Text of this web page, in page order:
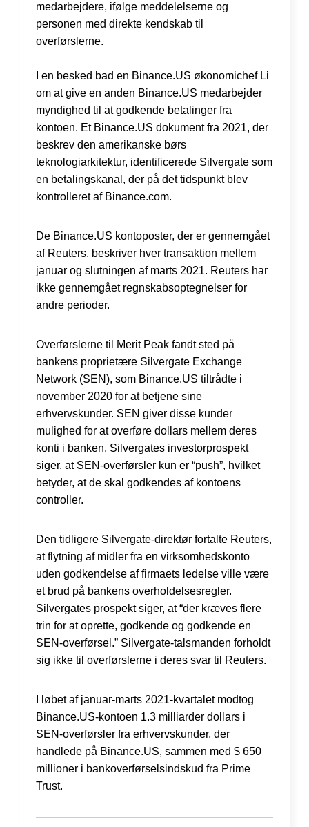
medarbejdere, ifølge meddelelserne og
personen med direkte kendskab til
overførslerne.
I en besked bad en Binance.US økonomichef Li
om at give en anden Binance.US medarbejder
myndighed til at godkende betalinger fra
kontoen. Et Binance.US dokument fra 2021, der
beskrev den amerikanske børs
teknologiarkitektur, identificerede Silvergate som
en betalingskanal, der på det tidspunkt blev
kontrolleret af Binance.com.
De Binance.US kontoposter, der er gennemgået
af Reuters, beskriver hver transaktion mellem
januar og slutningen af marts 2021. Reuters har
ikke gennemgået regnskabsoptegnelser for
andre perioder.
Overførslerne til Merit Peak fandt sted på
bankens proprietære Silvergate Exchange
Network (SEN), som Binance.US tiltrådte i
november 2020 for at betjene sine
erhvervskunder. SEN giver disse kunder
mulighed for at overføre dollars mellem deres
konti i banken. Silvergates investorprospekt
siger, at SEN-overførsler kun er “push”, hvilket
betyder, at de skal godkendes af kontoens
controller.
Den tidligere Silvergate-direktør fortalte Reuters,
at flytning af midler fra en virksomhedskonto
uden godkendelse af firmaets ledelse ville være
et brud på bankens overholdelsesregler.
Silvergates prospekt siger, at “der kræves flere
trin for at oprette, godkende og godkende en
SEN-overførsel.” Silvergate-talsmanden forholdt
sig ikke til overførslerne i deres svar til Reuters.
I løbet af januar-marts 2021-kvartalet modtog
Binance.US-kontoen 1.3 milliarder dollars i
SEN-overførsler fra erhvervskunder, der
handlede på Binance.US, sammen med $ 650
millioner i bankoverførselsindskud fra Prime
Trust.